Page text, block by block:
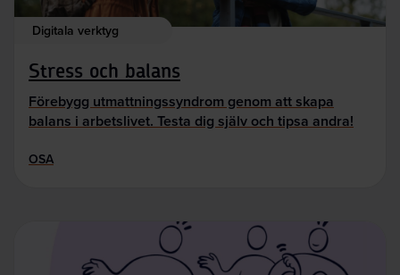
Digitala verktyg
Stress och balans
Förebygg utmattningssyndrom genom att skapa
balans i arbetslivet. Testa dig själv och tipsa andra!
OSA